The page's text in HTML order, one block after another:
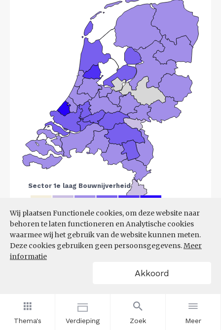
Thema's Verdieping Zoek Meer
Wij plaatsen Functionele cookies, om deze website naar
behoren te laten functioneren en Analytische cookies
waarmee wij het gebruik van de website kunnen meten.
Deze cookies gebruiken geen persoonsgegevens.Meer
informatie
Akkoord
Bron: LISA
VESTIGINGEN PER
GROOTTEKLASSE PER 10.000